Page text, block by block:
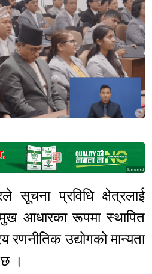
Sponsored
सूचना प्रविधि क्षेत्रलाई
आधारका रूपमा स्थापित
रणनीतिक उद्योगको मान्यता
छ ।